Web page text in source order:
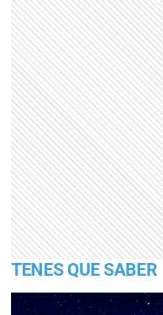
TENES QUE SABER